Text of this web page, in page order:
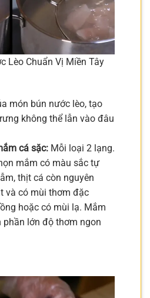
Lèo Chuẩn Vị Miền Tây
món bún nước lèo, tạo
không thể lẫn vào đâu
cá sặc: Mỗi loại 2 lạng.
mắm có màu sắc tự
thịt cá còn nguyên
và có mùi thơm đặc
hoặc có mùi lạ. Mắm
phần lớn độ thơm ngon